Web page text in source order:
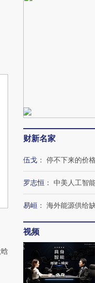
财新名家
伍戈 ： 停不下来的价
罗志恒 ： 中美人工智
易峘 ： 海外能源供给
视频